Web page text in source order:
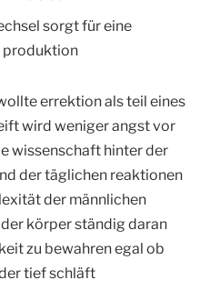
sorgt für eine
errektion als teil eines
wird weniger angst vor
wissenschaft hinter der
der täglichen reaktionen
der männlichen
körper ständig daran
zu bewahren egal ob
tief schläft